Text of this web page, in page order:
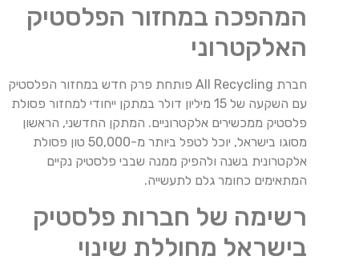
המהפכה במחזור הפלסטיק
האלקטרוני
חברת All Recycling פותחת פרק חדש במחזור הפלסטיק
עם השקעה של 15 מיליון דולר במתקן ייחודי למחזור פסולת
פלסטיק ממכשירים אלקטרוניים. המתקן החדשני, הראשון
מסוגו בישראל, יוכל לטפל ביותר מ-50,000 טון פסולת
אלקטרונית בשנה ולהפיק ממנה שבבי פלסטיק נקיים
המתאימים כחומר גלם לתעשייה.
רשימה של חברות פלסטיק
בישראל מחוללת שינוי